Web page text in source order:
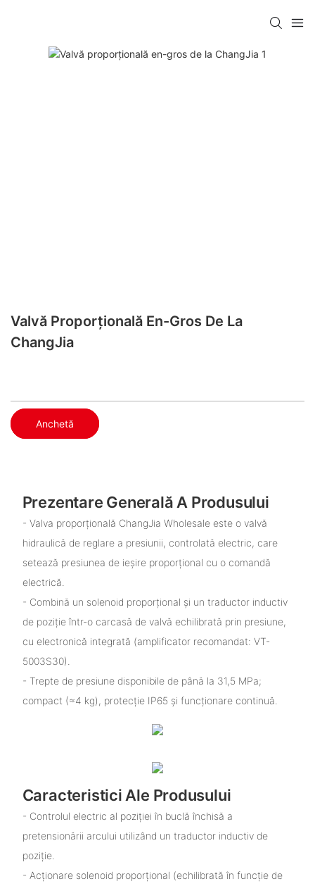
Valvă Proporțională En-Gros De La
ChangJia
Anchetă
Prezentare Generală A Produsului
- Valva proporțională ChangJia Wholesale este o valvă
hidraulică de reglare a presiunii, controlată electric, care
setează presiunea de ieșire proporțional cu o comandă
electrică.
- Combină un solenoid proporțional și un traductor inductiv
de poziție într-o carcasă de valvă echilibrată prin presiune,
cu electronică integrată (amplificator recomandat: VT-
5003S30).
- Trepte de presiune disponibile de până la 31,5 MPa;
compact (≈4 kg), protecție IP65 și funcționare continuă.
Caracteristici Ale Produsului
- Controlul electric al poziției în buclă închisă a
pretensionării arcului utilizând un traductor inductiv de
poziție.
- Acționare solenoid proporțional (echilibrată în funcție de